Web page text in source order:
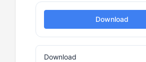
Download
Download